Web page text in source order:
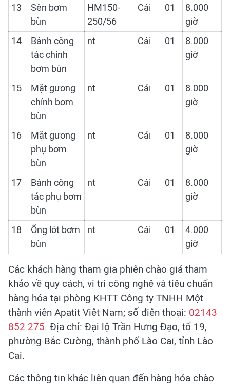
13
Sên bơm
bùn
HM150-
250/56
Cái 01
8.000
giờ
14
Bánh công
tác chính
bơm bùn
nt Cái 01
8.000
giờ
15
Mặt gương
chính bơm
bùn
nt Cái 01
8.000
giờ
16
Mặt gương
phụ bơm
bùn
nt Cái 01
8.000
giờ
17
Bánh công
tác phụ bơm
bùn
nt Cái 01
8.000
giờ
18
Ống lót bơm
bùn
nt Cái 01
4.000
giờ
Các khách hàng tham gia phiên chào giá tham
khảo về quy cách, vị trí công nghệ và tiêu chuẩn
hàng hóa tại phòng KHTT Công ty TNHH Một
thành viên Apatit Việt Nam; số điện thoại: 02143
852 275. Địa chỉ: Đại lộ Trần Hưng Đạo, tổ 19,
phường Bắc Cường, thành phố Lào Cai, tỉnh Lào
Cai.
Các thông tin khác liên quan đến hàng hóa chào